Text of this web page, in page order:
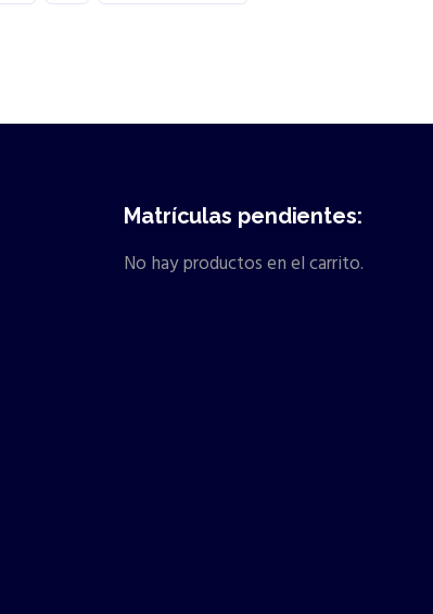
Matrículas pendientes:
No hay productos en el carrito.